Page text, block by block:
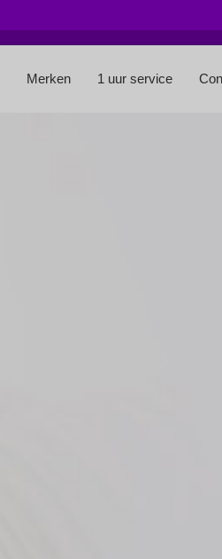
Merken 1 uur service